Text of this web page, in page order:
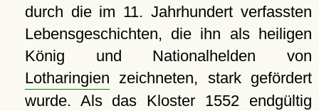
durch die im 11. Jahrhundert verfassten
Lebensgeschichten, die ihn als heiligen
König und Nationalhelden von
Lotharingien zeichneten, stark gefördert
wurde. Als das Kloster 1552 endgültig